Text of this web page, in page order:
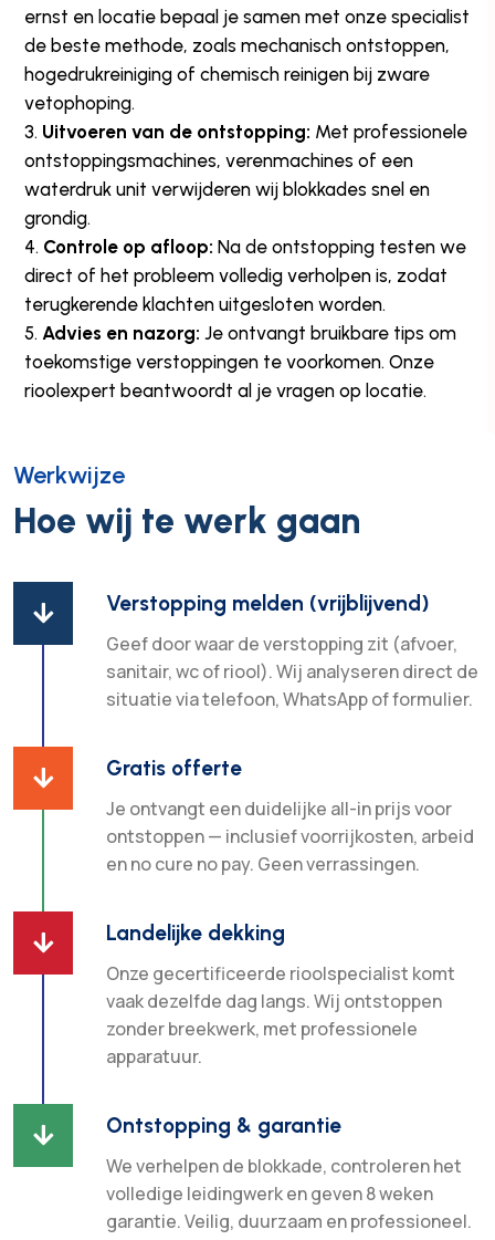
ernst en locatie bepaal je samen met onze specialist
de beste methode, zoals mechanisch ontstoppen,
hogedrukreiniging of chemisch reinigen bij zware
vetophoping.
Uitvoeren van de ontstopping: Met professionele
ontstoppingsmachines, verenmachines of een
waterdruk unit verwijderen wij blokkades snel en
grondig.
Controle op afloop: Na de ontstopping testen we
direct of het probleem volledig verholpen is, zodat
terugkerende klachten uitgesloten worden.
Advies en nazorg: Je ontvangt bruikbare tips om
toekomstige verstoppingen te voorkomen. Onze
rioolexpert beantwoordt al je vragen op locatie.
Werkwijze
Hoe wij te werk gaan
 Verstopping melden (vrijblijvend)
Geef door waar de verstopping zit (afvoer,
sanitair, wc of riool). Wij analyseren direct de
situatie via telefoon, WhatsApp of formulier.
 Gratis offerte
Je ontvangt een duidelijke all-in prijs voor
ontstoppen — inclusief voorrijkosten, arbeid
en no cure no pay. Geen verrassingen.
 Landelijke dekking
Onze gecertificeerde rioolspecialist komt
vaak dezelfde dag langs. Wij ontstoppen
zonder breekwerk, met professionele
apparatuur.
 Ontstopping & garantie
We verhelpen de blokkade, controleren het
volledige leidingwerk en geven 8 weken
garantie. Veilig, duurzaam en professioneel.